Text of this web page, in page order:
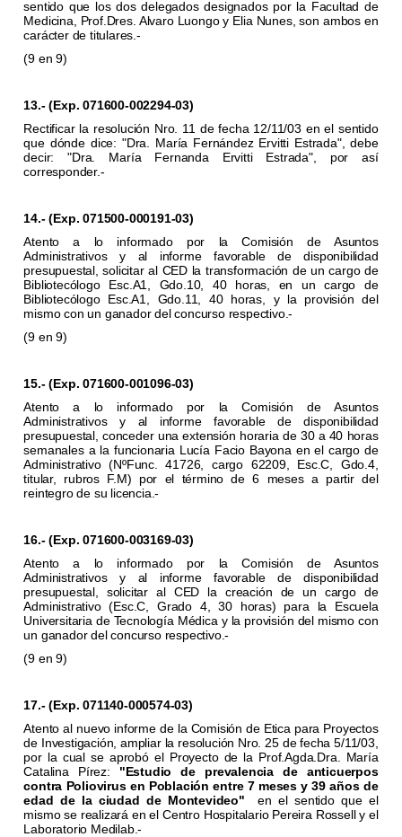
sentido que los dos delegados designados por la Facultad de
Medicina, Prof.Dres. Alvaro Luongo y Elia Nunes, son ambos en
carácter de titulares.-
(9 en 9)
13.- (Exp. 071600-002294-03)
Rectificar la resolución Nro. 11 de fecha 12/11/03 en el sentido
que dónde dice: "Dra. María Fernández Ervitti Estrada", debe
decir: "Dra. María Fernanda Ervitti Estrada", por así
corresponder.-
14.- (Exp. 071500-000191-03)
Atento a lo informado por la Comisión de Asuntos
Administrativos y al informe favorable de disponibilidad
presupuestal, solicitar al CED la transformación de un cargo de
Bibliotecólogo Esc.A1, Gdo.10, 40 horas, en un cargo de
Bibliotecólogo Esc.A1, Gdo.11, 40 horas, y la provisión del
mismo con un ganador del concurso respectivo.-
(9 en 9)
15.- (Exp. 071600-001096-03)
Atento a lo informado por la Comisión de Asuntos
Administrativos y al informe favorable de disponibilidad
presupuestal, conceder una extensión horaria de 30 a 40 horas
semanales a la funcionaria Lucía Facio Bayona en el cargo de
Administrativo (NºFunc. 41726, cargo 62209, Esc.C, Gdo.4,
titular, rubros F.M) por el término de 6 meses a partir del
reintegro de su licencia.-
16.- (Exp. 071600-003169-03)
Atento a lo informado por la Comisión de Asuntos
Administrativos y al informe favorable de disponibilidad
presupuestal, solicitar al CED la creación de un cargo de
Administrativo (Esc.C, Grado 4, 30 horas) para la Escuela
Universitaria de Tecnología Médica y la provisión del mismo con
un ganador del concurso respectivo.-
(9 en 9)
17.- (Exp. 071140-000574-03)
Atento al nuevo informe de la Comisión de Etica para Proyectos
de Investigación, ampliar la resolución Nro. 25 de fecha 5/11/03,
por la cual se aprobó el Proyecto de la Prof.Agda.Dra. María
Catalina Pírez: "Estudio de prevalencia de anticuerpos
contra Poliovirus en Población entre 7 meses y 39 años de
edad de la ciudad de Montevideo"
en el sentido que el
mismo se realizará en el Centro Hospitalario Pereira Rossell y el
Laboratorio Medilab.-